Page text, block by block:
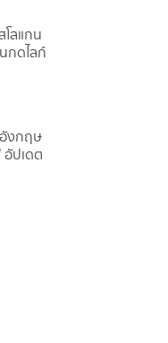
ลแกน
กดไลก์
งกฤษ
อัปเดต